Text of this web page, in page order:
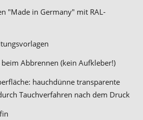
"Made in Germany" mit RAL-
Abbrennen (kein Aufkleber!)
hauchdünne transparente
Tauchverfahren nach dem Druck